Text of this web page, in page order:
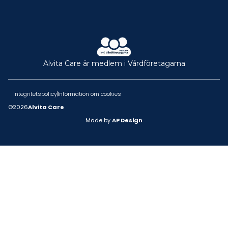
Alvita Care är medlem i Vårdföretagarna
©2026Alvita Care
IntegritetspolicyInformation om cookies
Made byAP Design